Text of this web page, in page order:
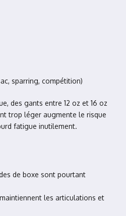
sparring, compétition)
des gants entre 12 oz et 16 oz
trop léger augmente le risque
fatigue inutilement.
de boxe sont pourtant
les articulations et